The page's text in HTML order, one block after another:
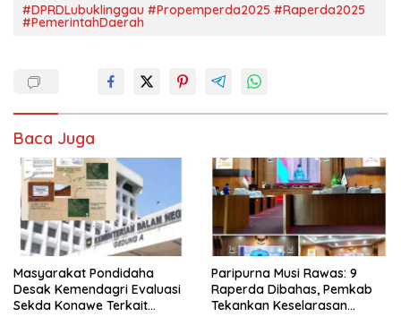
#DPRDLubuklinggau #Propemperda2025 #Raperda2025
#PemerintahDaerah
Baca Juga
Masyarakat Pondidaha
Desak Kemendagri Evaluasi
Sekda Konawe Terkait
Paripurna Musi Rawas: 9
Raperda Dibahas, Pemkab
Tekankan Keselarasan